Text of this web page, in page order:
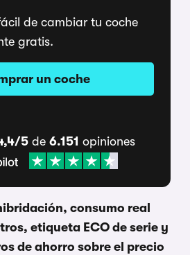
de cambiar tu coche
gratis.
un coche
5de 6.151 opiniones
consumo real
etiqueta ECO de serie y
de ahorro sobre el precio